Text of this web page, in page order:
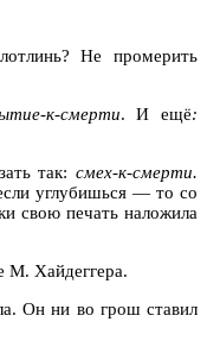
Не промерить
к-смерти. И ещё:
так: смех-к-смерти.
углубишься — то со
свою печать наложила
М. Хайдеггера.
Он ни во грош ставил